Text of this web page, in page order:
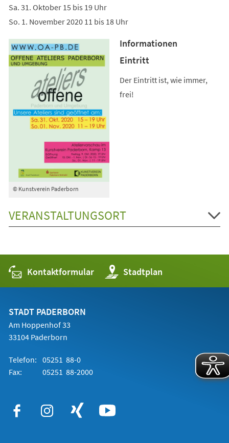
Sa. 31. Oktober 15 bis 19 Uhr
So. 1. November 2020 11 bis 18 Uhr
© Kunstverein Paderborn
Informationen
Eintritt
Der Eintritt ist, wie immer,
frei!
VERANSTALTUNGSORT
Kontaktformular Stadtplan
(Öffnet
in
einem
STADT PADERBORN
Am Hoppenhof 33
33104 Paderborn
Telefon: 05251 88-0
Fax:
05251 88-2000